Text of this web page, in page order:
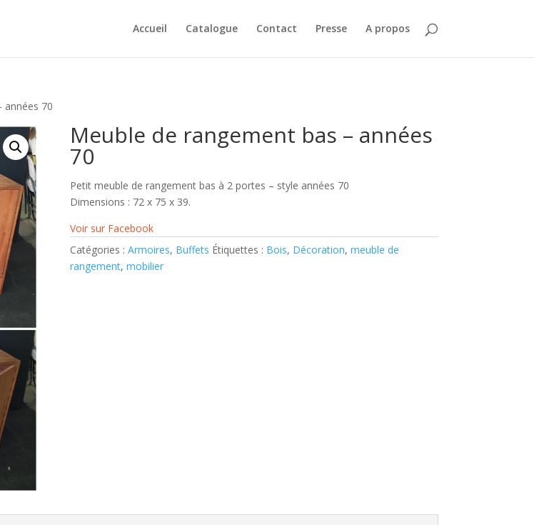
Accueil Catalogue Contact Presse A propos
années 70
Meuble de rangement bas – années
70
Petit meuble de rangement bas à 2 portes – style années 70
Dimensions : 72 x 75 x 39.
Voir sur Facebook
Catégories : Armoires, Buffets Étiquettes : Bois, Décoration, meuble de
rangement, mobilier